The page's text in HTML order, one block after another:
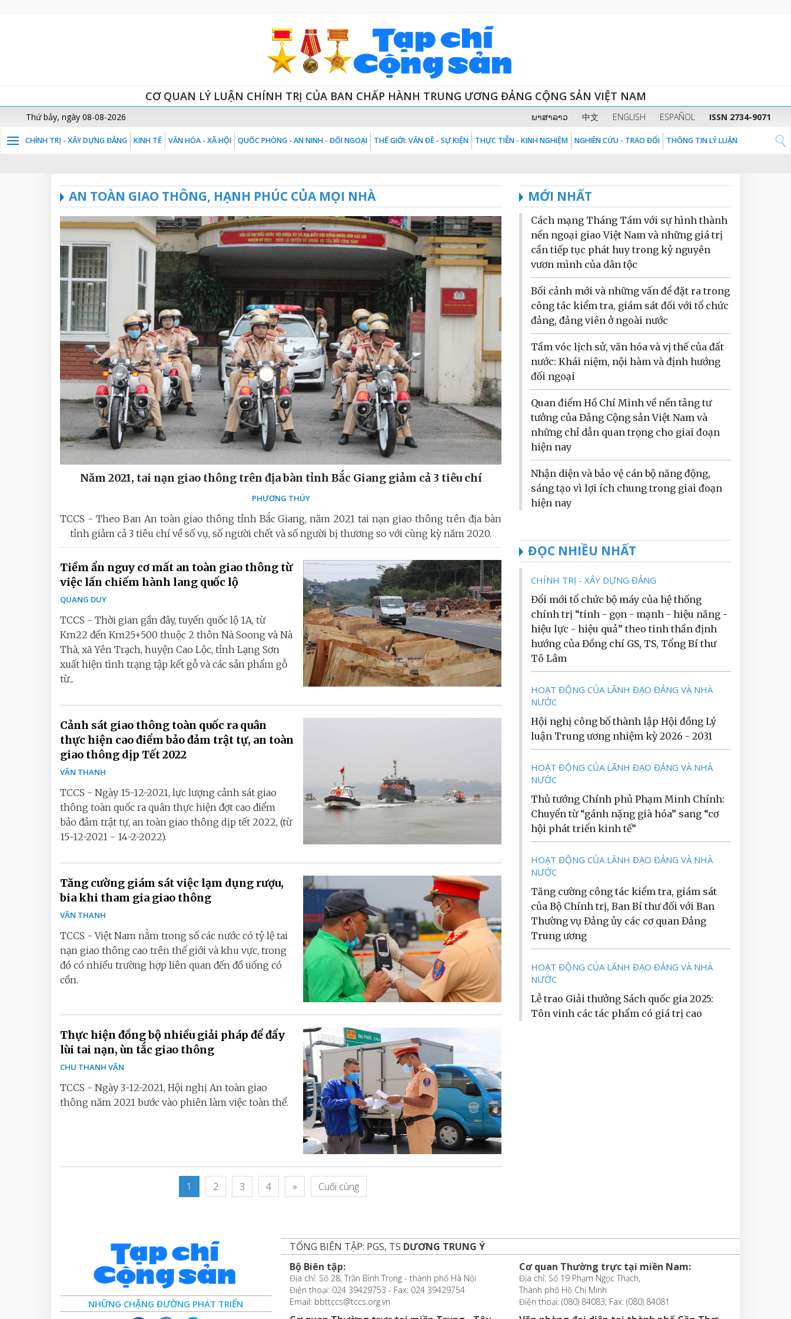
CƠ QUAN LÝ LUẬN CHÍNH TRỊ CỦA BAN CHẤP HÀNH TRUNG ƯƠNG ĐẢNG CỘNG SẢN VIỆT NAM
Thứ bảy, ngày 08-08-2026 ພາສາລາວ 中文 ENGLISH ESPAÑOL ISSN 2734-9071
CHÍNH TRỊ - XÂY DỰNG ĐẢNG KINH TẾ VĂN HÓA - XÃ HỘI QUỐC PHÒNG - AN NINH - ĐỐI NGOẠI THẾ GIỚI: VẤN ĐỀ - SỰ KIỆN THỰC TIỄN - KINH NGHIỆM NGHIÊN CỨU - TRAO ĐỔI THÔNG TIN LÝ LUẬN
AN TOÀN GIAO THÔNG, HẠNH PHÚC CỦA MỌI NHÀ
Năm 2021, tai nạn giao thông trên địa bàn tỉnh Bắc Giang giảm cả 3 tiêu chí
PHƯƠNG THÚY
TCCS - Theo Ban An toàn giao thông tỉnh Bắc Giang, năm 2021 tai nạn giao thông trên địa bàn
tỉnh giảm cả 3 tiêu chí về số vụ, số người chết và số người bị thương so với cùng kỳ năm 2020.
Tiềm ẩn nguy cơ mất an toàn giao thông từ
việc lấn chiếm hành lang quốc lộ
QUANG DUY
TCCS - Thời gian gần đây, tuyến quốc lộ 1A, từ
Km22 đến Km25+500 thuộc 2 thôn Nà Soong và Nà
Thà, xã Yên Trạch, huyện Cao Lộc, tỉnh Lạng Sơn
xuất hiện tình trạng tập kết gỗ và các sản phẩm gỗ
từ...
Cảnh sát giao thông toàn quốc ra quân
thực hiện cao điểm bảo đảm trật tự, an toàn
giao thông dịp Tết 2022
VÂN THANH
TCCS - Ngày 15-12-2021, lực lượng cảnh sát giao
thông toàn quốc ra quân thực hiện đợt cao điểm
bảo đảm trật tự, an toàn giao thông dịp tết 2022, (từ
15-12-2021 - 14-2-2022).
Tăng cường giám sát việc lạm dụng rượu,
bia khi tham gia giao thông
VÂN THANH
TCCS - Việt Nam nằm trong số các nước có tỷ lệ tai
nạn giao thông cao trên thế giới và khu vực, trong
đó có nhiều trường hợp liên quan đến đồ uống có
cồn.
Thực hiện đồng bộ nhiều giải pháp để đẩy
lùi tai nạn, ùn tắc giao thông
CHU THANH VÂN
TCCS - Ngày 3-12-2021, Hội nghị An toàn giao
thông năm 2021 bước vào phiên làm việc toàn thể.
1 2 3 4 » Cuối cùng
MỚI NHẤT
Cách mạng Tháng Tám với sự hình thành
nền ngoại giao Việt Nam và những giá trị
cần tiếp tục phát huy trong kỷ nguyên
vươn mình của dân tộc
Bối cảnh mới và những vấn đề đặt ra trong
công tác kiểm tra, giám sát đối với tổ chức
đảng, đảng viên ở ngoài nước
Tầm vóc lịch sử, văn hóa và vị thế của đất
nước: Khái niệm, nội hàm và định hướng
đối ngoại
Quan điểm Hồ Chí Minh về nền tảng tư
tưởng của Đảng Cộng sản Việt Nam và
những chỉ dẫn quan trọng cho giai đoạn
hiện nay
Nhận diện và bảo vệ cán bộ năng động,
sáng tạo vì lợi ích chung trong giai đoạn
hiện nay
ĐỌC NHIỀU NHẤT
CHÍNH TRỊ - XÂY DỰNG ĐẢNG
Đổi mới tổ chức bộ máy của hệ thống
chính trị “tinh - gọn - mạnh - hiệu năng -
hiệu lực - hiệu quả” theo tinh thần định
hướng của Đồng chí GS, TS, Tổng Bí thư
Tô Lâm
HOẠT ĐỘNG CỦA LÃNH ĐẠO ĐẢNG VÀ NHÀ
NƯỚC
Hội nghị công bố thành lập Hội đồng Lý
luận Trung ương nhiệm kỳ 2026 - 2031
HOẠT ĐỘNG CỦA LÃNH ĐẠO ĐẢNG VÀ NHÀ
NƯỚC
Thủ tướng Chính phủ Phạm Minh Chính:
Chuyển từ “gánh nặng già hóa” sang “cơ
hội phát triển kinh tế”
HOẠT ĐỘNG CỦA LÃNH ĐẠO ĐẢNG VÀ NHÀ
NƯỚC
Tăng cường công tác kiểm tra, giám sát
của Bộ Chính trị, Ban Bí thư đối với Ban
Thường vụ Đảng ủy các cơ quan Đảng
Trung ương
HOẠT ĐỘNG CỦA LÃNH ĐẠO ĐẢNG VÀ NHÀ
NƯỚC
Lễ trao Giải thưởng Sách quốc gia 2025:
Tôn vinh các tác phẩm có giá trị cao
NHỮNG CHẶNG ĐƯỜNG PHÁT TRIỂN
TỔNG BIÊN TẬP: PGS, TS DƯƠNG TRUNG Ý
Bộ Biên tập:
Địa chỉ: Số 28, Trần Bình Trọng - thành phố Hà Nội
Điện thoại: 024 39429753 - Fax: 024 39429754
Email: bbttccs@tccs.org.vn
Cơ quan Thường trực tại miền Nam:
Địa chỉ: Số 19 Phạm Ngọc Thạch,
Thành phố Hồ Chí Minh
Điện thoại: (080) 84083; Fax: (080) 84081